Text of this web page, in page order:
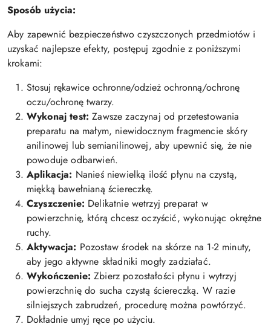
Sposób użycia:
Aby zapewnić bezpieczeństwo czyszczonych przedmiotów i
uzyskać najlepsze efekty, postępuj zgodnie z poniższymi
krokami:
Stosuj rękawice ochronne/odzież ochronną/ochronę
oczu/ochronę twarzy.
Wykonaj test: Zawsze zaczynaj od przetestowania
preparatu na małym, niewidocznym fragmencie skóry
anilinowej lub semianilinowej, aby upewnić się, że nie
powoduje odbarwień.
Aplikacja: Nanieś niewielką ilość płynu na czystą,
miękką bawełnianą ściereczkę.
Czyszczenie: Delikatnie wetrzyj preparat w
powierzchnię, którą chcesz oczyścić, wykonując okrężne
ruchy.
Aktywacja: Pozostaw środek na skórze na 1-2 minuty,
aby jego aktywne składniki mogły zadziałać.
Wykończenie: Zbierz pozostałości płynu i wytrzyj
powierzchnię do sucha czystą ściereczką. W razie
silniejszych zabrudzeń, procedurę można powtórzyć.
Dokładnie umyj ręce po użyciu.